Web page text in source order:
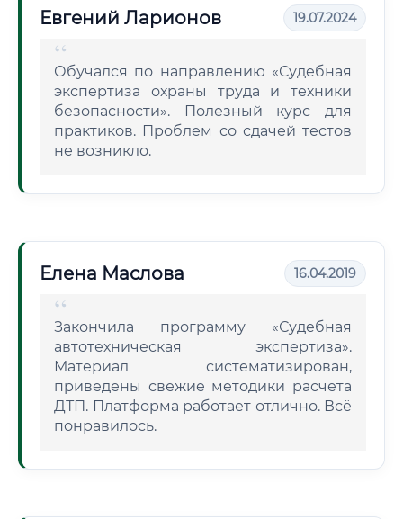
Евгений Ларионов 19.07.2024
Обучался по направлению «Судебная
экспертиза охраны труда и техники
безопасности». Полезный курс для
практиков. Проблем со сдачей тестов
не возникло.
Елена Маслова 16.04.2019
Закончила программу «Судебная
автотехническая экспертиза».
Материал систематизирован,
приведены свежие методики расчета
ДТП. Платформа работает отлично. Всё
понравилось.